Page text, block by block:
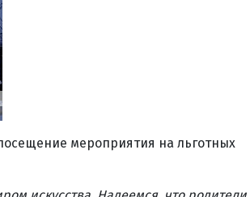
мероприятия на льготных